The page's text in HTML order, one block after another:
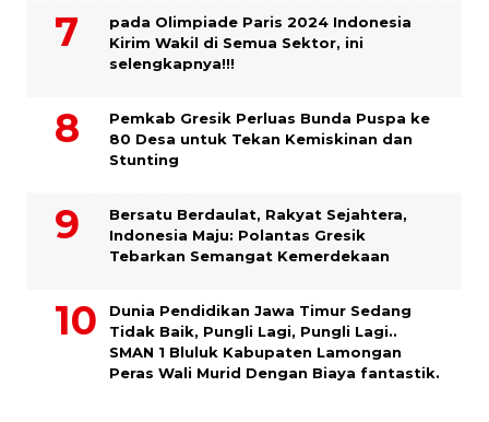
pada Olimpiade Paris 2024 Indonesia
Kirim Wakil di Semua Sektor, ini
selengkapnya!!!
Pemkab Gresik Perluas Bunda Puspa ke
80 Desa untuk Tekan Kemiskinan dan
Stunting
Bersatu Berdaulat, Rakyat Sejahtera,
Indonesia Maju: Polantas Gresik
Tebarkan Semangat Kemerdekaan
Dunia Pendidikan Jawa Timur Sedang
Tidak Baik, Pungli Lagi, Pungli Lagi..
SMAN 1 Bluluk Kabupaten Lamongan
Peras Wali Murid Dengan Biaya fantastik.